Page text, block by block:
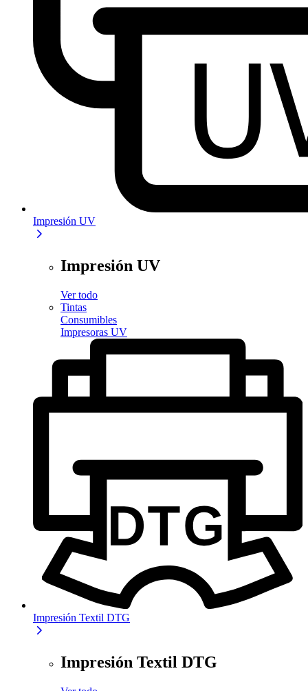
Impresión UV
Impresión UV
Ver todo
Tintas
Consumibles
Impresoras UV
Impresión Textil DTG
Impresión Textil DTG